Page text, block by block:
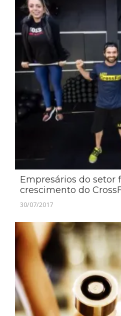
Empresários do setor
crescimento do
30/07/2017